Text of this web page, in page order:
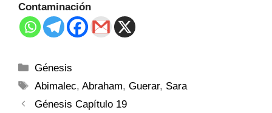
Contaminación
Génesis
Abimalec,Abraham,Guerar, Sara
Génesis Capítulo 19